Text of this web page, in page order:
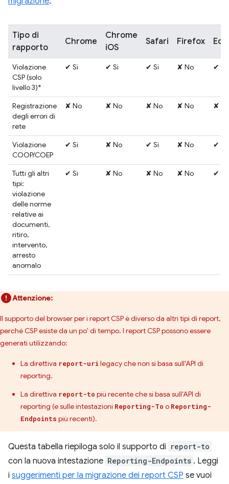
Tipo di
rapporto
Chrome
Chrome
iOS
Safari Firefox
Violazione
CSP (solo
livello 3)*
✔ Sì ✔ Sì ✔ Sì ✘ No ✔ Sì
Registrazione
degli errori di
rete
✘ No ✘ No ✘ No ✘ No ✘
Violazione
COOP/COEP
✔ Sì ✘ No ✔ Sì ✘ No ✔ Sì
Tutti gli altri
tipi:
violazione
delle norme
relative ai
documenti,
ritiro,
intervento,
arresto
anomalo
✔ Sì ✘ No ✘ No ✘ No ✔ Sì
Attenzione:
Il supporto del browser per i report CSP è diverso da altri tipi di report,
perché CSP esiste da un po' di tempo. I report CSP possono essere
generati utilizzando:
La direttiva report-uri legacy che non si basa sull'API di
reporting.
La direttiva report-to più recente che si basa sull'API di
reporting (e sulle intestazioni Reporting-To o Reporting-
Endpoints più recenti).
Questa tabella riepiloga solo il supporto di report-to
con la nuova intestazione Reporting-Endpoints . Leggi
i suggerimenti per la migrazione dei report CSP se vuoi